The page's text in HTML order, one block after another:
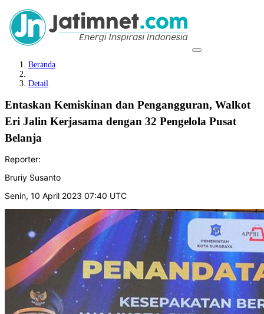
Beranda
Detail
Entaskan Kemiskinan dan Pengangguran, Walkot
Eri Jalin Kerjasama dengan 32 Pengelola Pusat
Belanja
Reporter:
Bruriy Susanto
Senin, 10 April 2023 07:40 UTC